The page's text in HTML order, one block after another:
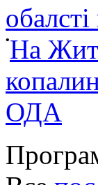
•На
ОДА